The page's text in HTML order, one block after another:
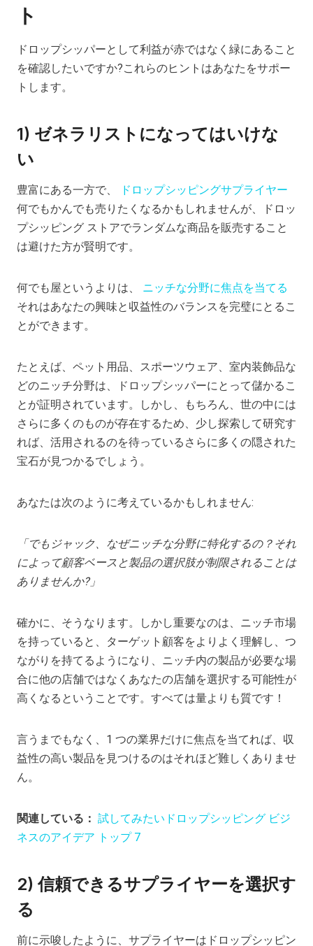
ト
ドロップシッパーとして利益が赤ではなく緑にあること
を確認したいですか?これらのヒントはあなたをサポー
トします。
1) ゼネラリストになってはいけな
い
豊富にある一方で、
ドロップシッピングサプライヤー
何でもかんでも売りたくなるかもしれませんが、ドロッ
プシッピング ストアでランダムな商品を販売すること
は避けた方が賢明です。
何でも屋というよりは、 ニッチな分野に焦点を当てる
それはあなたの興味と収益性のバランスを完璧にとるこ
とができます。
たとえば、ペット用品、スポーツウェア、室内装飾品な
どのニッチ分野は、ドロップシッパーにとって儲かるこ
とが証明されています。しかし、もちろん、世の中には
さらに多くのものが存在するため、少し探索して研究す
れば、活用されるのを待っているさらに多くの隠された
宝石が見つかるでしょう。
あなたは次のように考えているかもしれません:
「でもジャック、なぜニッチな分野に特化するの？それ
によって顧客ベースと製品の選択肢が制限されることは
ありませんか?」
確かに、そうなります。しかし重要なのは、ニッチ市場
を持っていると、ターゲット顧客をよりよく理解し、つ
ながりを持てるようになり、ニッチ内の製品が必要な場
合に他の店舗ではなくあなたの店舗を選択する可能性が
高くなるということです。すべては量よりも質です！
言うまでもなく、1 つの業界だけに焦点を当てれば、収
益性の高い製品を見つけるのはそれほど難しくありませ
ん。
関連している： 試してみたいドロップシッピング ビジ
ネスのアイデア トップ 7
2) 信頼できるサプライヤーを選択す
る
前に示唆したように、サプライヤーはドロップシッピン